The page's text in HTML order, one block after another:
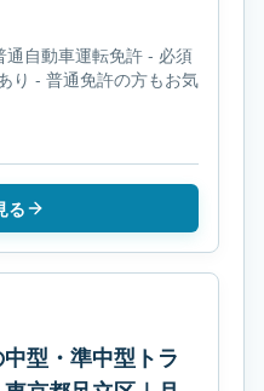
自動車運転免許 - 必須
り - 普通免許の方もお気
る
型・準中型トラ